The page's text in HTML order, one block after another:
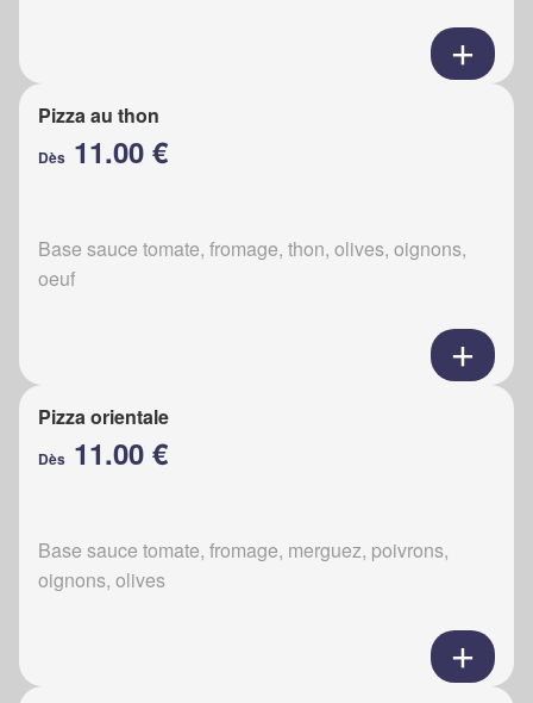
Pizza au thon
Dès 11.00 €
Base sauce tomate, fromage, thon, olives, oignons,
oeuf
Pizza orientale
Dès 11.00 €
Base sauce tomate, fromage, merguez, poivrons,
oignons, olives